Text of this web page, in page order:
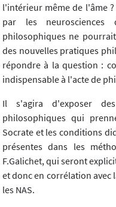
l'intérieur même de l'âme
par les
philosophiques ne
des nouvelles pratiques
répondre à la question :
indispensable à l'acte de
Il s'agira d'exposer
philosophiques qui
Socrate et les conditions
présentes dans les
F.Galichet, qui seront
et donc en corrélation
les NAS.